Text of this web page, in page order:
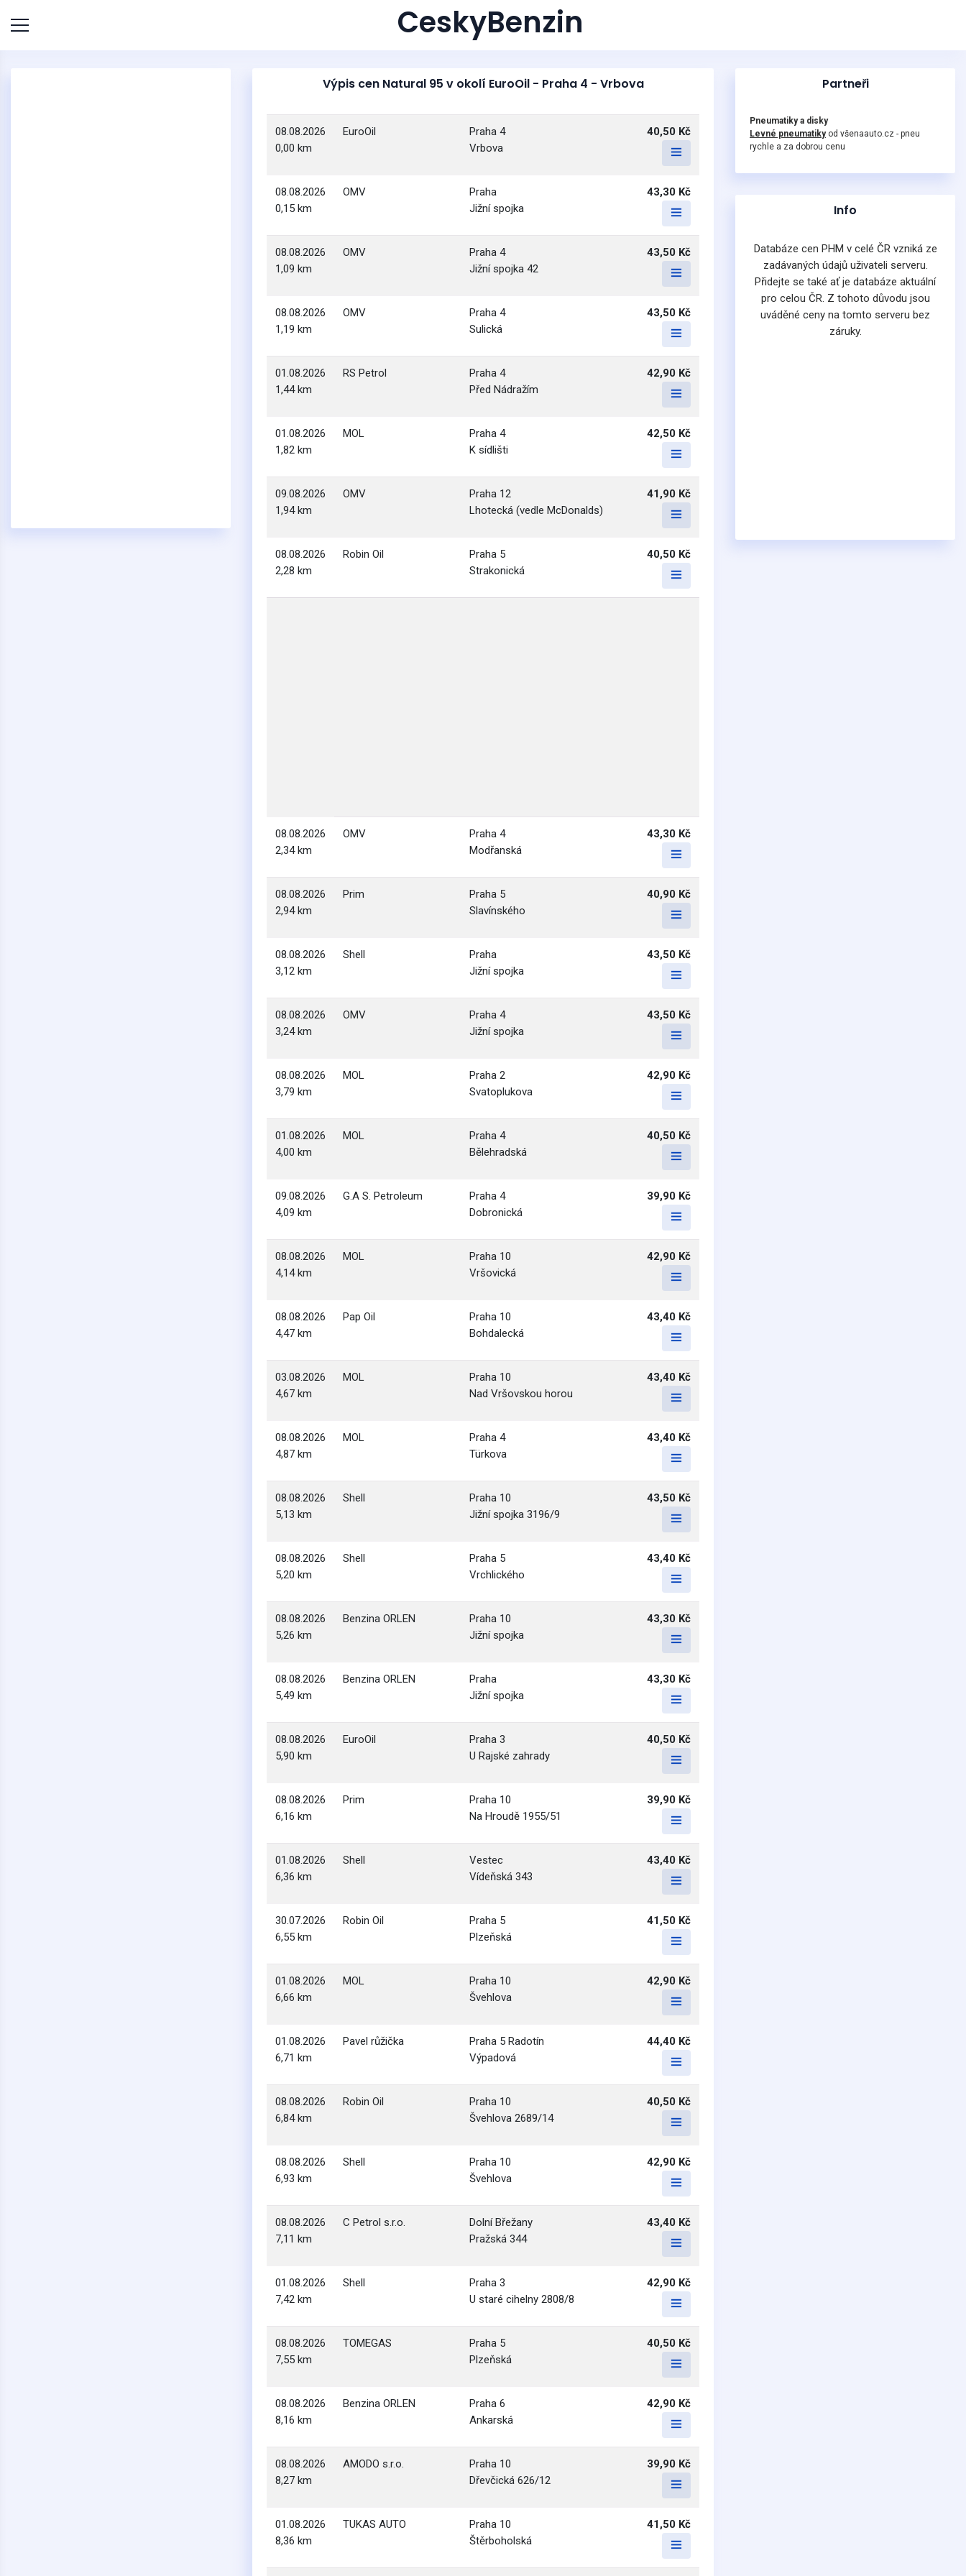
CeskyBenzin
Výpis cen Natural 95 v okolí EuroOil - Praha 4 - Vrbova
08.08.2026
0,00 km
EuroOil
Praha 4
Vrbova
40,50 Kč
08.08.2026
0,15 km
OMV
Praha
Jižní spojka
43,30 Kč
08.08.2026
1,09 km
OMV
Praha 4
Jižní spojka 42
43,50 Kč
08.08.2026
1,19 km
OMV
Praha 4
Sulická
43,50 Kč
01.08.2026
1,44 km
RS Petrol
Praha 4
Před Nádražím
42,90 Kč
01.08.2026
1,82 km
MOL
Praha 4
K sídlišti
42,50 Kč
09.08.2026
1,94 km
OMV
Praha 12
Lhotecká (vedle McDonalds)
41,90 Kč
08.08.2026
2,28 km
Robin Oil
Praha 5
Strakonická
40,50 Kč
08.08.2026
2,34 km
OMV
Praha 4
Modřanská
43,30 Kč
08.08.2026
2,94 km
Prim
Praha 5
Slavínského
40,90 Kč
08.08.2026
3,12 km
Shell
Praha
Jižní spojka
43,50 Kč
08.08.2026
3,24 km
OMV
Praha 4
Jižní spojka
43,50 Kč
08.08.2026
3,79 km
MOL
Praha 2
Svatoplukova
42,90 Kč
01.08.2026
4,00 km
MOL
Praha 4
Bělehradská
40,50 Kč
09.08.2026
4,09 km
G.A S. Petroleum
Praha 4
Dobronická
39,90 Kč
08.08.2026
4,14 km
MOL
Praha 10
Vršovická
42,90 Kč
08.08.2026
4,47 km
Pap Oil
Praha 10
Bohdalecká
43,40 Kč
03.08.2026
4,67 km
MOL
Praha 10
Nad Vršovskou horou
43,40 Kč
08.08.2026
4,87 km
MOL
Praha 4
Türkova
43,40 Kč
08.08.2026
5,13 km
Shell
Praha 10
Jižní spojka 3196/9
43,50 Kč
08.08.2026
5,20 km
Shell
Praha 5
Vrchlického
43,40 Kč
08.08.2026
5,26 km
Benzina ORLEN
Praha 10
Jižní spojka
43,30 Kč
08.08.2026
5,49 km
Benzina ORLEN
Praha
Jižní spojka
43,30 Kč
08.08.2026
5,90 km
EuroOil
Praha 3
U Rajské zahrady
40,50 Kč
08.08.2026
6,16 km
Prim
Praha 10
Na Hroudě 1955/51
39,90 Kč
01.08.2026
6,36 km
Shell
Vestec
Vídeňská 343
43,40 Kč
30.07.2026
6,55 km
Robin Oil
Praha 5
Plzeňská
41,50 Kč
01.08.2026
6,66 km
MOL
Praha 10
Švehlova
42,90 Kč
01.08.2026
6,71 km
Pavel růžička
Praha 5 Radotín
Výpadová
44,40 Kč
08.08.2026
6,84 km
Robin Oil
Praha 10
Švehlova 2689/14
40,50 Kč
08.08.2026
6,93 km
Shell
Praha 10
Švehlova
42,90 Kč
08.08.2026
7,11 km
C Petrol s.r.o.
Dolní Břežany
Pražská 344
43,40 Kč
01.08.2026
7,42 km
Shell
Praha 3
U staré cihelny 2808/8
42,90 Kč
08.08.2026
7,55 km
TOMEGAS
Praha 5
Plzeňská
40,50 Kč
08.08.2026
8,16 km
Benzina ORLEN
Praha 6
Ankarská
42,90 Kč
08.08.2026
8,27 km
AMODO s.r.o.
Praha 10
Dřevčická 626/12
39,90 Kč
01.08.2026
8,36 km
TUKAS AUTO
Praha 10
Štěrboholská
41,50 Kč
Partneři
Pneumatiky a disky
Levné pneumatikyod všenaauto.cz - pneu
rychle a za dobrou cenu
Info
Databáze cen PHM v celé ČR vzniká ze
zadávaných údajů uživateli serveru.
Přidejte se také ať je databáze aktuální
pro celou ČR. Z tohoto důvodu jsou
uváděné ceny na tomto serveru bez
záruky.